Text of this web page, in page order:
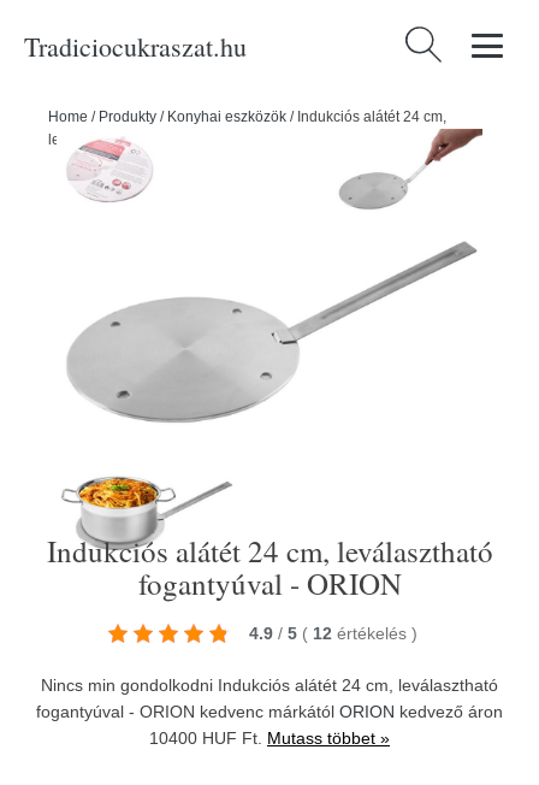
Tradiciocukraszat.hu Keresés:
Home / Produkty / Konyhai eszközök / Indukciós alátét 24 cm,
leválasztható fogantyúval - ORION
Indukciós alátét 24 cm, leválasztható
fogantyúval - ORION
4.9 / 5 ( 12 értékelés )
Nincs min gondolkodni Indukciós alátét 24 cm, leválasztható
fogantyúval - ORION kedvenc márkától ORION kedvező áron
10400 HUF Ft. Mutass többet »